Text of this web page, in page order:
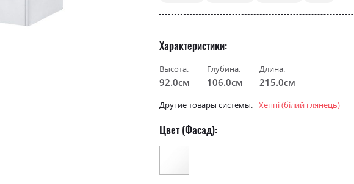
Характеристики
Высота:
92.0см
Глубина:
106.0см
Длина:
215.0см
Другие товары системы: Хеппі (білий глянець)
Цвет (Фасад):